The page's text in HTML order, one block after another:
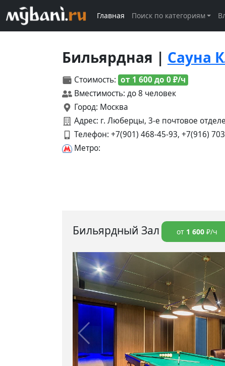
Главная Поиск по категориям
Бильярдная | Сауна
Стоимость: от 1 600 до 0 ₽/ч
Вместимость: до 8 человек
Город: Москва
Адрес: г. Люберцы, 3-е почтовое
Телефон: +7(901) 468-45-93, +7(916)
Метро:
Бильярдный Зал от 1 600 ₽/ч